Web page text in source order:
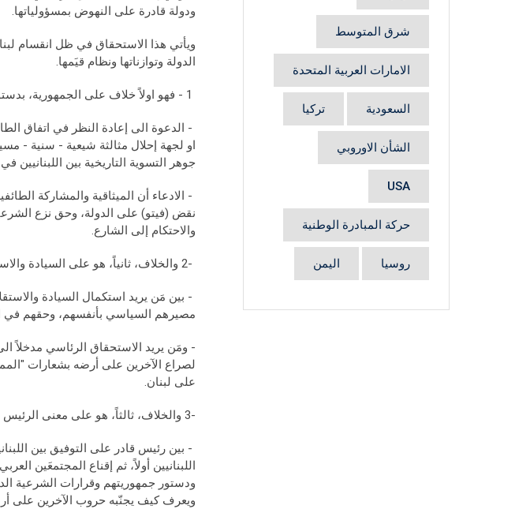
ودولة قادرة على النهوض بمسؤولياتها.
ويأتي هذا الاستحقاق في ظل انقسام
الدولة وتوازناتها ونظام قيَمها.
- الدعوة الى إعادة النظر في اتفاق
او لجهة إحلال مثالثة شيعية - سنية -
جوهر التسوية التاريخية بين اللبنانيين
- الادعاء أن الميثاقية والمشاركة
نقض (فيتو) على الدولة، وحق نزع
والاحتكام إلى الشارع.
-2 والخلاف، ثانياً، هو على السيادة والاستقلال:
- بين مَن يريد استكمال السيادة
مصيرهم السياسي بأنفسهم، وحقهم في
- ومَن يريد الاستحقاق الرئاسي مدخلاً
لصراع الآخرين على أرضه بشعارات
على لبنان.
-3 والخلاف، ثالثاً، هو على معنى الرئيس ودوره:
- بين رئيس قادر على التوفيق بين
اللبنانيين أولاً، ثم إقناع المجتمعَين
ودستور جمهوريتهم وقرارات الشرعية
ويعرف كيف يجنّبه حروب الآخرين على
شرق المتوسط
الامارات العربية المتحدة
السعودية تركيا
الشأن الاوروبي
USA
حركة المبادرة الوطنية
روسيا اليمن